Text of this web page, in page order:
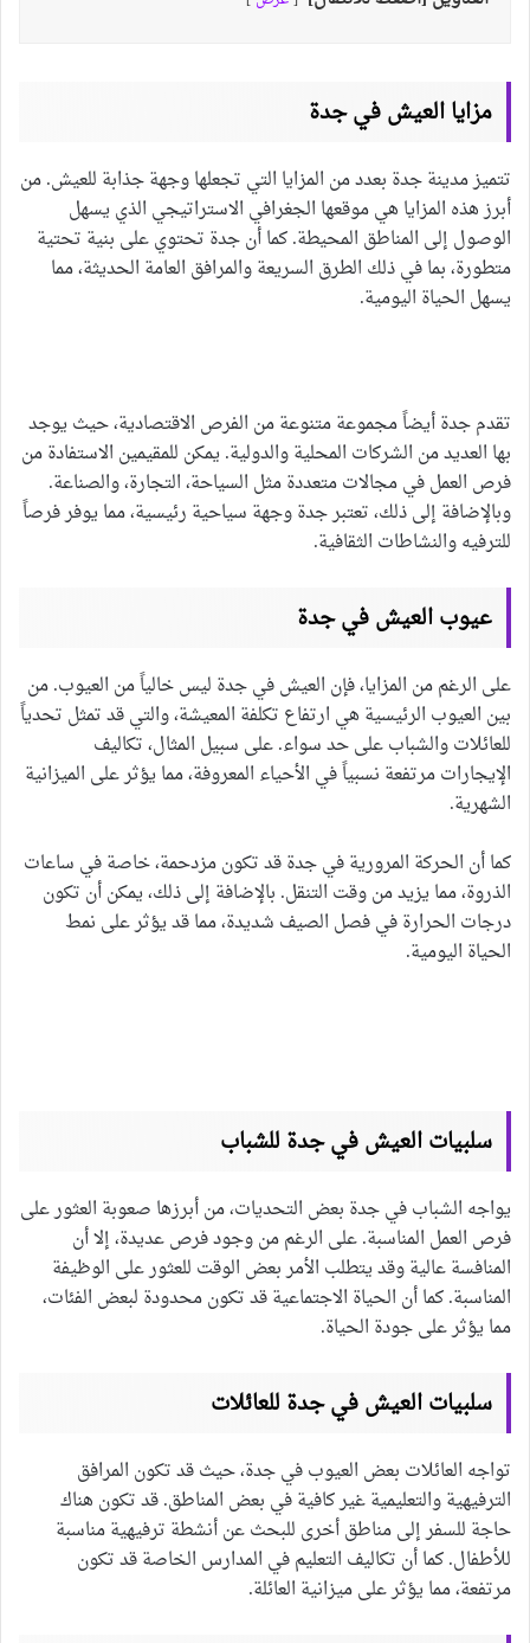
مزايا العيش في جدة
تتميز مدينة جدة بعدد من المزايا التي تجعلها وجهة جذابة للعيش. من
أبرز هذه المزايا هي موقعها الجغرافي الاستراتيجي الذي يسهل
الوصول إلى المناطق المحيطة. كما أن جدة تحتوي على بنية تحتية
متطورة، بما في ذلك الطرق السريعة والمرافق العامة الحديثة، مما
يسهل الحياة اليومية.
تقدم جدة أيضاً مجموعة متنوعة من الفرص الاقتصادية، حيث يوجد
بها العديد من الشركات المحلية والدولية. يمكن للمقيمين الاستفادة من
فرص العمل في مجالات متعددة مثل السياحة، التجارة، والصناعة.
وبالإضافة إلى ذلك، تعتبر جدة وجهة سياحية رئيسية، مما يوفر فرصاً
للترفيه والنشاطات الثقافية.
عيوب العيش في جدة
على الرغم من المزايا، فإن العيش في جدة ليس خالياً من العيوب. من
بين العيوب الرئيسية هي ارتفاع تكلفة المعيشة، والتي قد تمثل تحدياً
للعائلات والشباب على حد سواء. على سبيل المثال، تكاليف
الإيجارات مرتفعة نسبياً في الأحياء المعروفة، مما يؤثر على الميزانية
الشهرية.
كما أن الحركة المرورية في جدة قد تكون مزدحمة، خاصة في ساعات
الذروة، مما يزيد من وقت التنقل. بالإضافة إلى ذلك، يمكن أن تكون
درجات الحرارة في فصل الصيف شديدة، مما قد يؤثر على نمط
الحياة اليومية.
سلبيات العيش في جدة للشباب
يواجه الشباب في جدة بعض التحديات، من أبرزها صعوبة العثور على
فرص العمل المناسبة. على الرغم من وجود فرص عديدة، إلا أن
المنافسة عالية وقد يتطلب الأمر بعض الوقت للعثور على الوظيفة
المناسبة. كما أن الحياة الاجتماعية قد تكون محدودة لبعض الفئات،
مما يؤثر على جودة الحياة.
سلبيات العيش في جدة للعائلات
تواجه العائلات بعض العيوب في جدة، حيث قد تكون المرافق
الترفيهية والتعليمية غير كافية في بعض المناطق. قد تكون هناك
حاجة للسفر إلى مناطق أخرى للبحث عن أنشطة ترفيهية مناسبة
للأطفال. كما أن تكاليف التعليم في المدارس الخاصة قد تكون
مرتفعة، مما يؤثر على ميزانية العائلة.